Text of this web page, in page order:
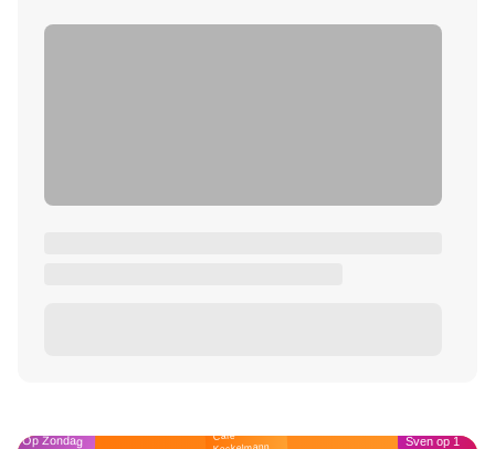
Op Zondag Café Sven op 1